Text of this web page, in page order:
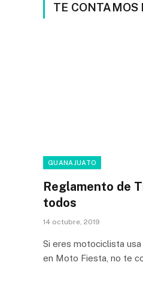
TE CONTAMOS
GUANAJUATO
Reglamento de
todos
14 octubre, 2019
Si eres motociclista
en Moto Fiesta, no te